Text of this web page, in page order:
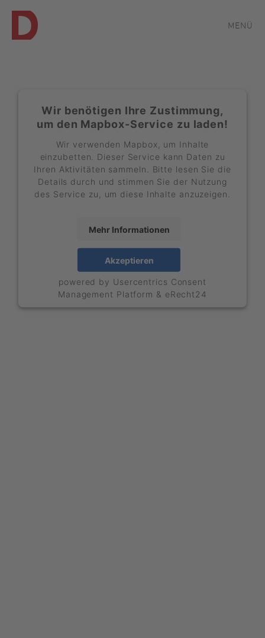
MENÜ
Wir benötigen Ihre Zustimmung,
um den Mapbox-Service zu laden!
Wir verwenden Mapbox, um Inhalte
einzubetten. Dieser Service kann Daten zu
Ihren Aktivitäten sammeln. Bitte lesen Sie die
Details durch und stimmen Sie der Nutzung
des Service zu, um diese Inhalte anzuzeigen.
Mehr Informationen
Akzeptieren
powered by Usercentrics Consent
Management Platform & eRecht24